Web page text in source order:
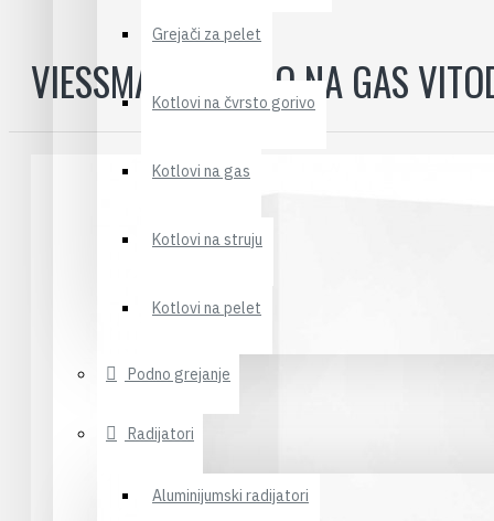
Grejači za pelet
Kotlovi na čvrsto gorivo
Kotlovi na gas
Kotlovi na struju
Kotlovi na pelet
Podno grejanje
Radijatori
Aluminijumski radijatori
VIESSMANN KOTAO NA GAS